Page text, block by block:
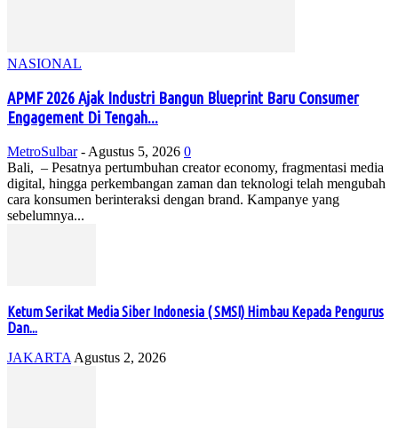
NASIONAL
APMF 2026 Ajak Industri Bangun Blueprint Baru Consumer
Engagement Di Tengah...
MetroSulbar - Agustus 5, 2026 0
Bali, – Pesatnya pertumbuhan creator economy, fragmentasi media
digital, hingga perkembangan zaman dan teknologi telah mengubah
cara konsumen berinteraksi dengan brand. Kampanye yang
sebelumnya...
Ketum Serikat Media Siber Indonesia ( SMSI) Himbau Kepada Pengurus
Dan...
JAKARTA Agustus 2, 2026